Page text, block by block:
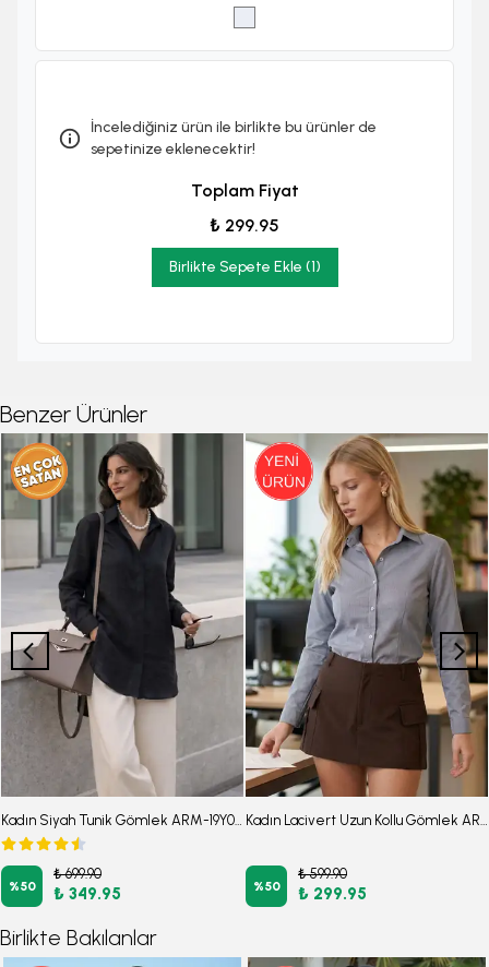
İncelediğiniz ürün ile birlikte bu ürünler de
sepetinize eklenecektir!
Toplam Fiyat
₺ 299.95
Birlikte Sepete Ekle (1)
Benzer Ürünler
Kadın Siyah Tunik Gömlek ARM-19Y001003
%50
₺ 699.90
₺ 349.95
Kadın Lacivert Uzun Kollu Gömlek ARM-26K001098
%50
₺ 599.90
₺ 299.95
Birlikte Bakılanlar